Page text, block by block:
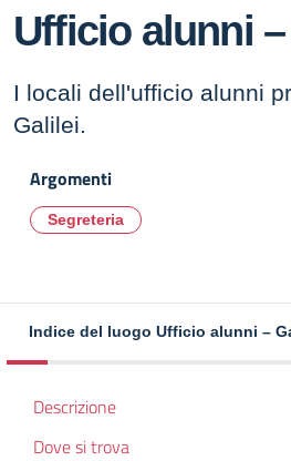
Ufficio alunni
I locali dell'ufficio alunni
Galilei.
Argomenti
Segreteria
Indice del luogo Ufficio alunni –
Descrizione
Dove si trova